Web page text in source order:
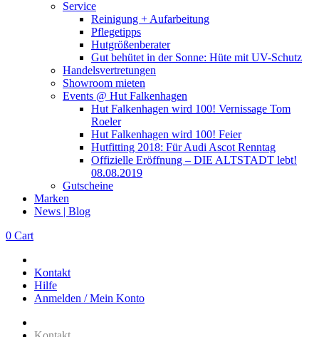
Service
Reinigung + Aufarbeitung
Pflegetipps
Hutgrößenberater
Gut behütet in der Sonne: Hüte mit UV-Schutz
Handelsvertretungen
Showroom mieten
Events @ Hut Falkenhagen
Hut Falkenhagen wird 100! Vernissage Tom
Roeler
Hut Falkenhagen wird 100! Feier
Hutfitting 2018: Für Audi Ascot Renntag
Offizielle Eröffnung – DIE ALTSTADT lebt!
08.08.2019
Gutscheine
Marken
News | Blog
0 Cart
Kontakt
Hilfe
Anmelden / Mein Konto